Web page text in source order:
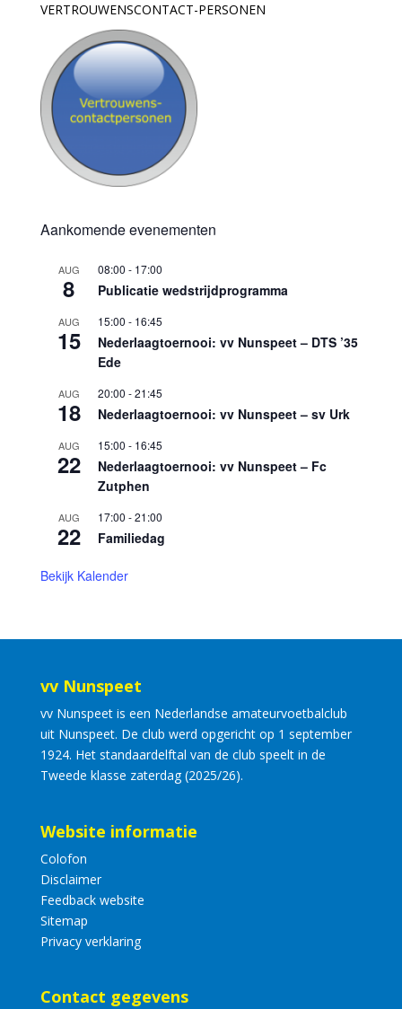
VERTROUWENSCONTACT-PERSONEN
Aankomende evenementen
AUG
8
08:00 - 17:00
Publicatie wedstrijdprogramma
AUG
15
15:00 - 16:45
Nederlaagtoernooi: vv Nunspeet – DTS ’35
Ede
AUG
18
20:00 -21:45
Nederlaagtoernooi: vv Nunspeet – sv Urk
AUG
22
15:00 - 16:45
Nederlaagtoernooi: vv Nunspeet – Fc
Zutphen
AUG
22
17:00 -21:00
Familiedag
Bekijk Kalender
vv Nunspeet
vv Nunspeet is een Nederlandse amateurvoetbalclub
uit Nunspeet. De club werd opgericht op 1 september
1924. Het standaardelftal van de club speelt in de
Tweede klasse zaterdag (2025/26).
Website informatie
Colofon
Disclaimer
Feedback website
Sitemap
Privacy verklaring
Contact gegevens